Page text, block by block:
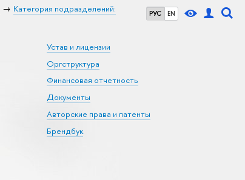
РУС EN
Категория подразделений:
Устав и лицензии
Оргструктура
Финансовая отчетность
Документы
Авторские права и патенты
Брендбук